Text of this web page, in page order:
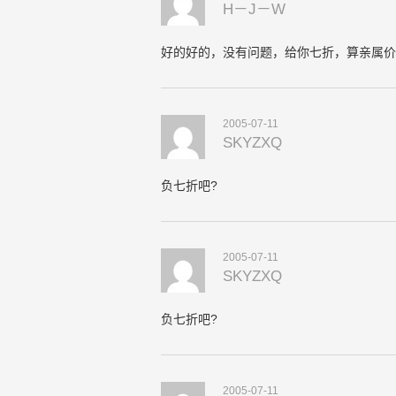
H－J－W
好的好的，没有问题，给你七折，算亲属
2005-07-11
SKYZXQ
负七折吧?
2005-07-11
SKYZXQ
负七折吧?
2005-07-11